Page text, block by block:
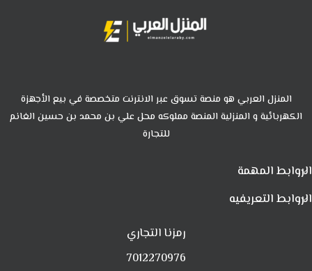
المنزل العربي هو منصة تسوق عبر الانترنت متخصصة في بيع الأجهزة
الكهربائية و المنزلية المنصة مملوكه محل علي بن محمد بن حسين الغانم
للتجارة
الروابط المهمة
الروابط التعريفيه
رمزنا التجاري
7012270976